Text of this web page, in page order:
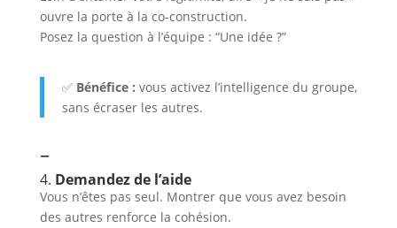
ouvre la porte à la co-construction.
Posez la question à l’équipe : “Une idée ?”
✅ Bénéfice : vous activez l’intelligence du groupe,
sans écraser les autres.
–
4. Demandez de l’aide
Vous n’êtes pas seul. Montrer que vous avez besoin
des autres renforce la cohésion.